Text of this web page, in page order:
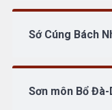
Sớ Cúng Bách
Sơn môn Bổ